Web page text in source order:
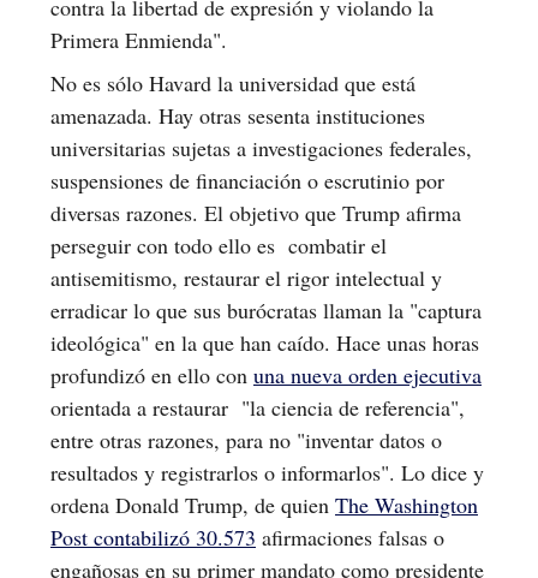
contra la libertad de expresión y violando la
Primera Enmienda".
No es sólo Havard la universidad que está
amenazada. Hay otras sesenta instituciones
universitarias sujetas a investigaciones federales,
suspensiones de financiación o escrutinio por
diversas razones. El objetivo que Trump afirma
perseguir con todo ello es combatir el
antisemitismo, restaurar el rigor intelectual y
erradicar lo que sus burócratas llaman la "captura
ideológica" en la que han caído. Hace unas horas
profundizó en ello con una nueva orden ejecutiva
orientada a restaurar "la ciencia de referencia",
entre otras razones, para no "inventar datos o
resultados y registrarlos o informarlos". Lo dice y
ordena Donald Trump, de quien The Washington
Post contabilizó 30.573 afirmaciones falsas o
engañosas en su primer mandato como presidente